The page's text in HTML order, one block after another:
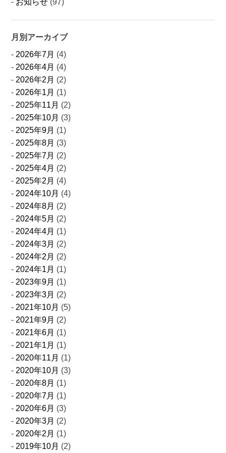
お知らせ (97)
月別アーカイブ
2026年7月 (4)
2026年4月 (4)
2026年2月 (2)
2026年1月 (1)
2025年11月 (2)
2025年10月 (3)
2025年9月 (1)
2025年8月 (3)
2025年7月 (2)
2025年4月 (2)
2025年2月 (4)
2024年10月 (4)
2024年8月 (2)
2024年5月 (2)
2024年4月 (1)
2024年3月 (2)
2024年2月 (2)
2024年1月 (1)
2023年9月 (1)
2023年3月 (2)
2021年10月 (5)
2021年9月 (2)
2021年6月 (1)
2021年1月 (1)
2020年11月 (1)
2020年10月 (3)
2020年8月 (1)
2020年7月 (1)
2020年6月 (3)
2020年3月 (2)
2020年2月 (1)
2019年10月 (2)